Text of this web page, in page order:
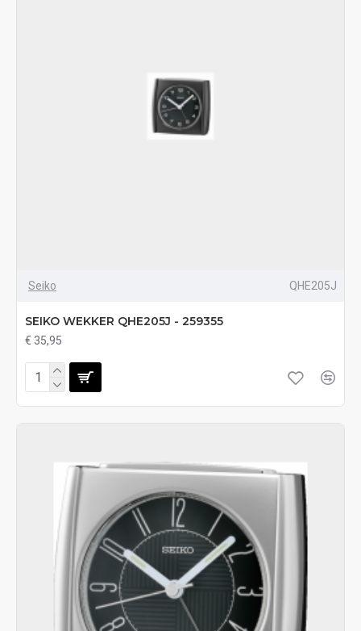
Seiko QHE205J
SEIKO WEKKER QHE205J - 259355
€ 35,95